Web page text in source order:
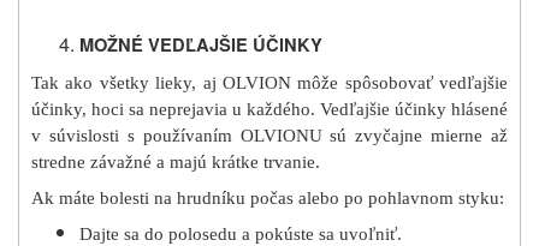
MOŽNÉ VEDĽAJŠIE ÚČINKY
Tak ako všetky lieky, aj OLVION môže spôsobovať vedľajšie
účinky, hoci sa neprejavia u každého. Vedľajšie účinky hlásené
v súvislosti s používaním OLVIONU sú zvyčajne mierne až
stredne závažné a majú krátke trvanie.
Ak máte bolesti na hrudníku počas alebo po pohlavnom styku:
Dajte sa do polosedu a pokúste sa uvoľniť.